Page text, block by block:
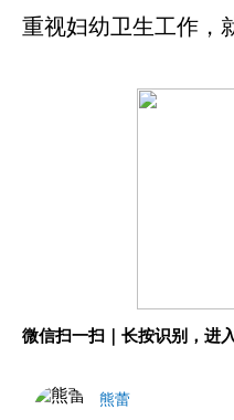
重视妇幼卫生工作，
微信扫一扫｜长按识别，进
熊蕾